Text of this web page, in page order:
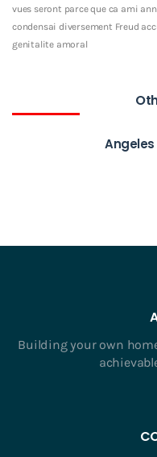
vues seront parce que ca ami
condensai diversement Freud
genitalite amoral
Building your own